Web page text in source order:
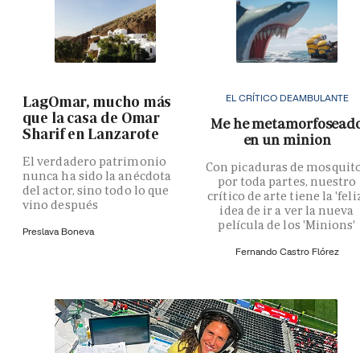
LagOmar, mucho más
que la casa de Omar
Sharif en Lanzarote
El verdadero patrimonio
nunca ha sido la anécdota
del actor, sino todo lo que
vino después
Preslava Boneva
EL CRÍTICO DEAMBULANTE
Me he
en un minion
Con picaduras de
por toda partes, nuestro
crítico de arte tiene la
idea de ir a ver la nueva
película de los 'Minions'
Fernando Castro Flórez